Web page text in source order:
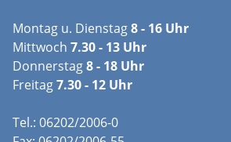
Montag u. Dienstag8 - 16 Uhr
Mittwoch 7.30 - 13 Uhr
Donnerstag8 - 18 Uhr
Freitag7.30 - 12 Uhr
Tel.: 06202/2006-0